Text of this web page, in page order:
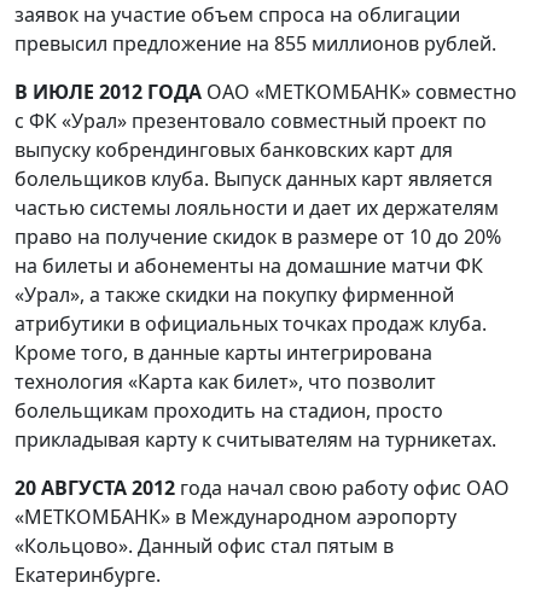
заявок на участие объем спроса на облигации
превысил предложение на 855 миллионов рублей.
В ИЮЛЕ 2012 ГОДА ОАО «МЕТКОМБАНК» совместно
с ФК «Урал» презентовало совместный проект по
выпуску кобрендинговых банковских карт для
болельщиков клуба. Выпуск данных карт является
частью системы лояльности и дает их держателям
право на получение скидок в размере от 10 до 20%
на билеты и абонементы на домашние матчи ФК
«Урал», а также скидки на покупку фирменной
атрибутики в официальных точках продаж клуба.
Кроме того, в данные карты интегрирована
технология «Карта как билет», что позволит
болельщикам проходить на стадион, просто
прикладывая карту к считывателям на турникетах.
20 АВГУСТА 2012 года начал свою работу офис ОАО
«МЕТКОМБАНК» в Международном аэропорту
«Кольцово». Данный офис стал пятым в
Екатеринбурге.